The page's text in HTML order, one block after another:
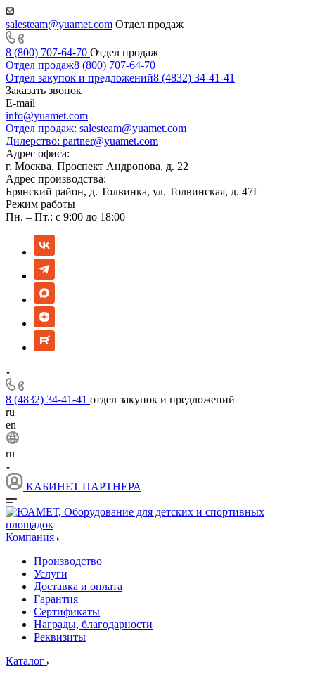
salesteam@yuamet.com Отдел продаж
8 (800) 707-64-70 Отдел продаж
Отдел продаж8 (800) 707-64-70
Отдел закупок и предложений8 (4832) 34-41-41
Заказать звонок
E-mail
info@yuamet.com
Отдел продаж: salesteam@yuamet.com
Дилерство: partner@yuamet.com
Адрес офиса:
г. Москва, Проспект Андропова, д. 22
Адрес производства:
Брянский район, д. Толвинка, ул. Толвинская, д. 47Г
Режим работы
Пн. – Пт.: с 9:00 до 18:00
8 (4832) 34-41-41 отдел закупок и предложений
ru
en
ru
КАБИНЕТ ПАРТНЕРА
Компания
Производство
Услуги
Доставка и оплата
Гарантия
Сертификаты
Награды, благодарности
Реквизиты
Каталог